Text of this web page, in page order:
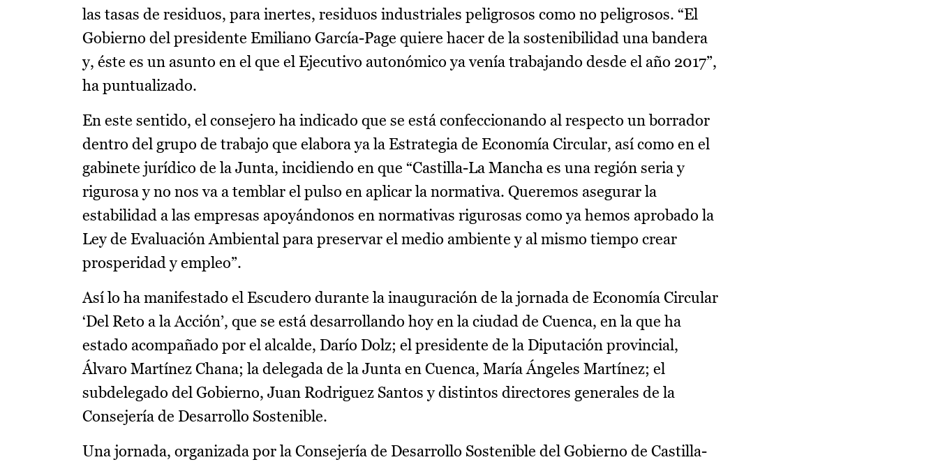
las tasas de residuos, para inertes, residuos industriales peligrosos como no peligrosos. “El
Gobierno del presidente Emiliano García-Page quiere hacer de la sostenibilidad una bandera
y, éste es un asunto en el que el Ejecutivo autonómico ya venía trabajando desde el año 2017”,
ha puntualizado.
En este sentido, el consejero ha indicado que se está confeccionando al respecto un borrador
dentro del grupo de trabajo que elabora ya la Estrategia de Economía Circular, así como en el
gabinete jurídico de la Junta, incidiendo en que “Castilla-La Mancha es una región seria y
rigurosa y no nos va a temblar el pulso en aplicar la normativa. Queremos asegurar la
estabilidad a las empresas apoyándonos en normativas rigurosas como ya hemos aprobado la
Ley de Evaluación Ambiental para preservar el medio ambiente y al mismo tiempo crear
prosperidad y empleo”.
Así lo ha manifestado el Escudero durante la inauguración de la jornada de Economía Circular
‘Del Reto a la Acción’, que se está desarrollando hoy en la ciudad de Cuenca, en la que ha
estado acompañado por el alcalde, Darío Dolz; el presidente de la Diputación provincial,
Álvaro Martínez Chana; la delegada de la Junta en Cuenca, María Ángeles Martínez; el
subdelegado del Gobierno, Juan Rodriguez Santos y distintos directores generales de la
Consejería de Desarrollo Sostenible.
Una jornada, organizada por la Consejería de Desarrollo Sostenible del Gobierno de Castilla-